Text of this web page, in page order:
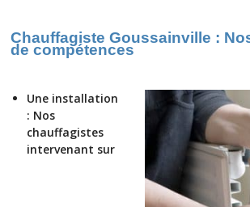
Chauffagiste Goussainville :
de compétences
Une installation
: Nos
chauffagistes
intervenant sur